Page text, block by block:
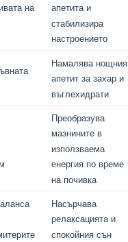
на
апетита и
стабилизира
настроението
Намалява нощния
апетит за захар и
въглехидрати
Преобразува
мазнините в
използваема
енергия по време
на почивка
Насърчава
релаксацията и
спокойния сън